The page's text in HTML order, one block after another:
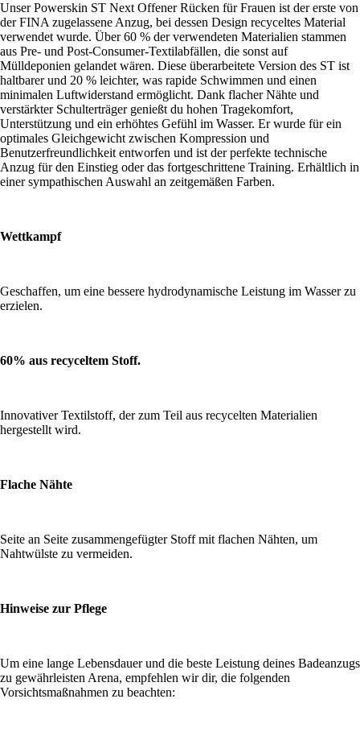
Unser Powerskin ST Next Offener Rücken für Frauen ist der erste von
der FINA zugelassene Anzug, bei dessen Design recyceltes Material
verwendet wurde. Über 60 % der verwendeten Materialien stammen
aus Pre- und Post-Consumer-Textilabfällen, die sonst auf
Mülldeponien gelandet wären. Diese überarbeitete Version des ST ist
haltbarer und 20 % leichter, was rapide Schwimmen und einen
minimalen Luftwiderstand ermöglicht. Dank flacher Nähte und
verstärkter Schulterträger genießt du hohen Tragekomfort,
Unterstützung und ein erhöhtes Gefühl im Wasser. Er wurde für ein
optimales Gleichgewicht zwischen Kompression und
Benutzerfreundlichkeit entworfen und ist der perfekte technische
Anzug für den Einstieg oder das fortgeschrittene Training. Erhältlich in
einer sympathischen Auswahl an zeitgemäßen Farben.
Wettkampf
Geschaffen, um eine bessere hydrodynamische Leistung im Wasser zu
erzielen.
60% aus recyceltem Stoff.
Innovativer Textilstoff, der zum Teil aus recycelten Materialien
hergestellt wird.
Flache Nähte
Seite an Seite zusammengefügter Stoff mit flachen Nähten, um
Nahtwülste zu vermeiden.
Hinweise zur Pflege
Um eine lange Lebensdauer und die beste Leistung deines Badeanzugs
zu gewährleisten Arena, empfehlen wir dir, die folgenden
Vorsichtsmaßnahmen zu beachten: